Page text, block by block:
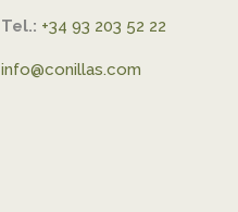
Tel.: +34 93 203 52 22
info@conillas.com